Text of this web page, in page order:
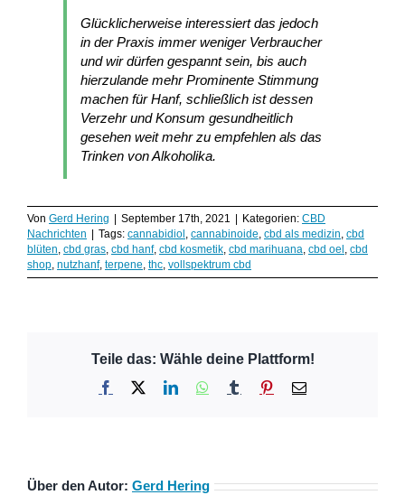
Glücklicherweise interessiert das jedoch
in der Praxis immer weniger Verbraucher
und wir dürfen gespannt sein, bis auch
hierzulande mehr Prominente Stimmung
machen für Hanf, schließlich ist dessen
Verzehr und Konsum gesundheitlich
gesehen weit mehr zu empfehlen als das
Trinken von Alkoholika.
Von Gerd Hering September 17th, 2021 Kategorien: CBD
Nachrichten
Tags: cannabidiol , cannabinoide, cbd als medizin, cbd
blüten, cbd gras, cbd hanf, cbd kosmetik, cbd marihuana, cbd oel , cbd
shop, nutzhanf, terpene, thc, vollspektrum cbd
Teile das: Wähle deine Plattform!
Facebook LinkedInWhatsApp
Tumblr Pinterest
E-
Über den Autor: Gerd Hering